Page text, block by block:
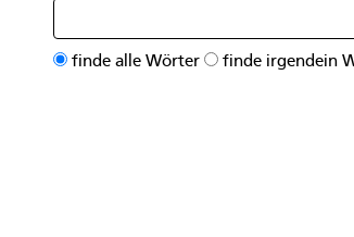
finde alle Wörter finde irgendein